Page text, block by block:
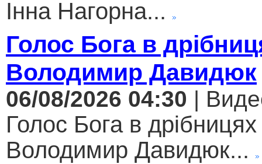
Інна Нагорна...
Голос Бога в
Володимир Давидюк
06/08/2026 04:30 |
Голос Бога в
Володимир Давидюк...